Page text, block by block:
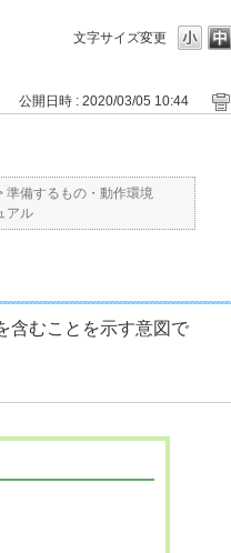
文字サイズ変更
公開日時 : 2020/03/05 10:44
準備するもの・動作環境
アル
含むことを示す意図で